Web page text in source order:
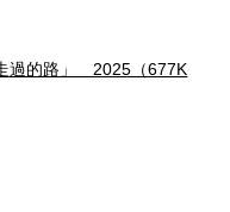
過的路」 2025（677K